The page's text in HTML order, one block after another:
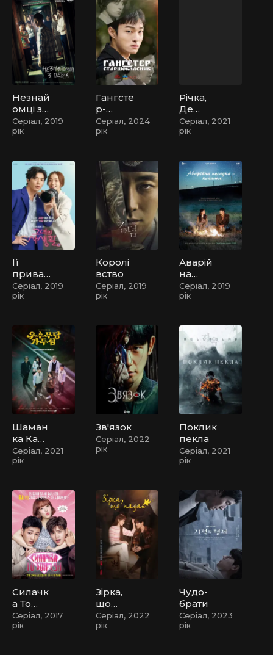
Незнай
омці з
пекла
Серіал, 2019
рік
Гангсте
р-
старшо
класни
Серіал, 2024
рік
Річка,
Де
Місяць
Сходит
Серіал, 2021
рік
Її
приват
не
життя
Серіал, 2019
рік
Королі
вство
Серіал, 2019
рік
Аварій
на
Посадк
а –
Незапл
анован
е
коханн
я
Серіал, 2019
рік
Шаман
ка Ка
Ду Сім
Серіал, 2021
рік
Зв'язок
Серіал, 2022
рік
Поклик
пекла
Серіал, 2021
рік
Силачк
а То
Бон
Сун /
Серіал, 2017
рік
Зірка,
що
падає
Серіал, 2022
рік
Чудо-
брати
Серіал, 2023
рік